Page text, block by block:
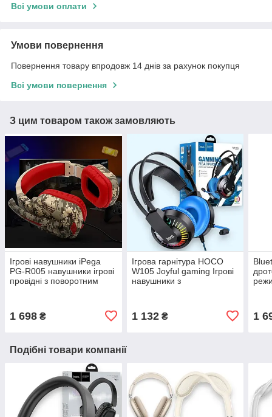
Всі умови оплати
Умови повернення
Повернення товару впродовж 14 днів за рахунок покупця
Всі умови повернення
З цим товаром також замовляють
Ігрові навушники iPega
PG-R005 навушники ігрові
провідні з поворотним
1 698 ₴
Ігрова гарнітура HOCO
W105 Joyful gaming Ігрові
навушники з
1 132₴ 1
Подібні товари компанії